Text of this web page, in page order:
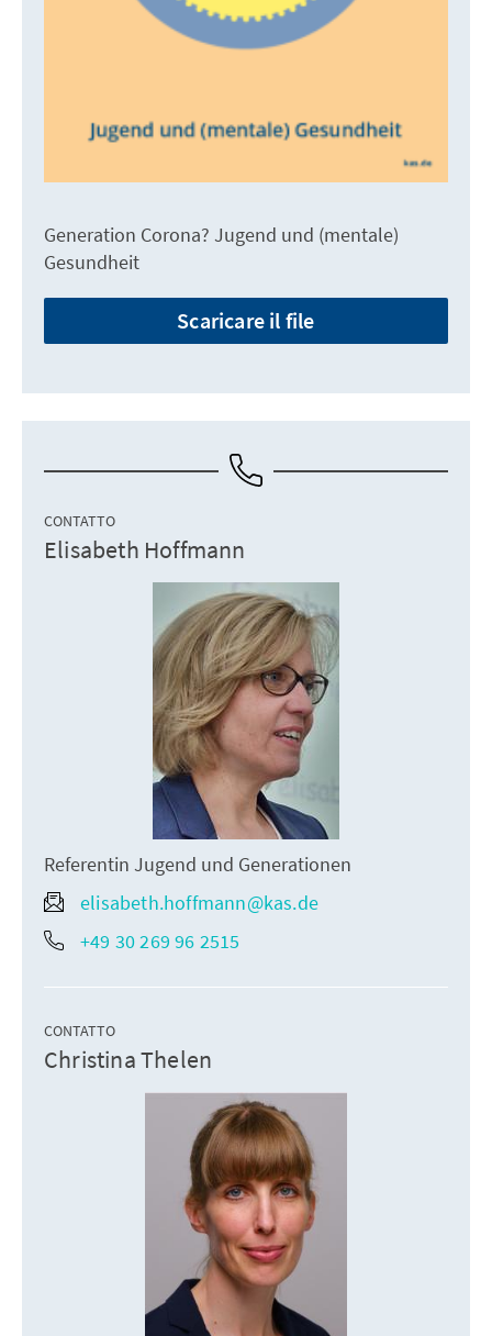
Generation Corona? Jugend und (mentale)
Gesundheit
Scaricare il file
CONTATTO
Elisabeth Hoffmann
Referentin Jugend und Generationen
elisabeth.hoffmann@kas.de
+49 30 269 96 2515
CONTATTO
Christina Thelen